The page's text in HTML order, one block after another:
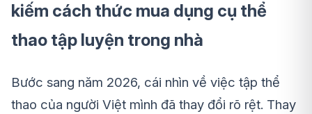
kiếm cách thức mua dụng cụ thể
thao tập luyện trong nhà
Bước sang năm 2026, cái nhìn về việc tập thể
thao của người Việt mình đã thay đổi rõ rệt. Thay